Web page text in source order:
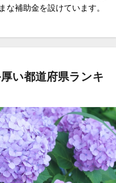
な補助金を設けています。
い都道府県ランキ